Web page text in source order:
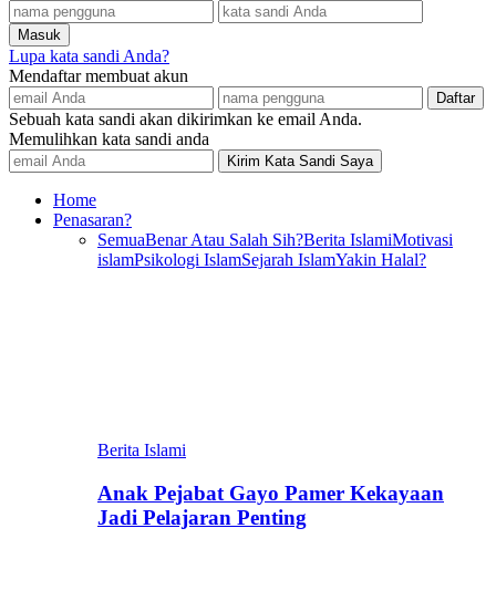
Lupa kata sandi Anda?
Mendaftar membuat akun
Sebuah kata sandi akan dikirimkan ke email Anda.
Memulihkan kata sandi anda
Home
Penasaran?
SemuaBenar Atau Salah Sih?Berita IslamiMotivasi
islamPsikologi IslamSejarah IslamYakin Halal?
Berita Islami
Anak Pejabat Gayo Pamer Kekayaan
Jadi Pelajaran Penting